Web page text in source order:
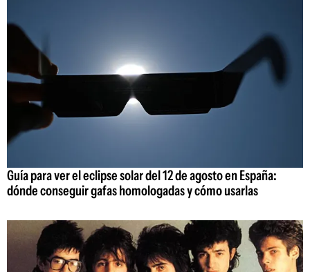
Guía para ver el eclipse solar del 12 de agosto en España:
dónde conseguir gafas homologadas y cómo usarlas